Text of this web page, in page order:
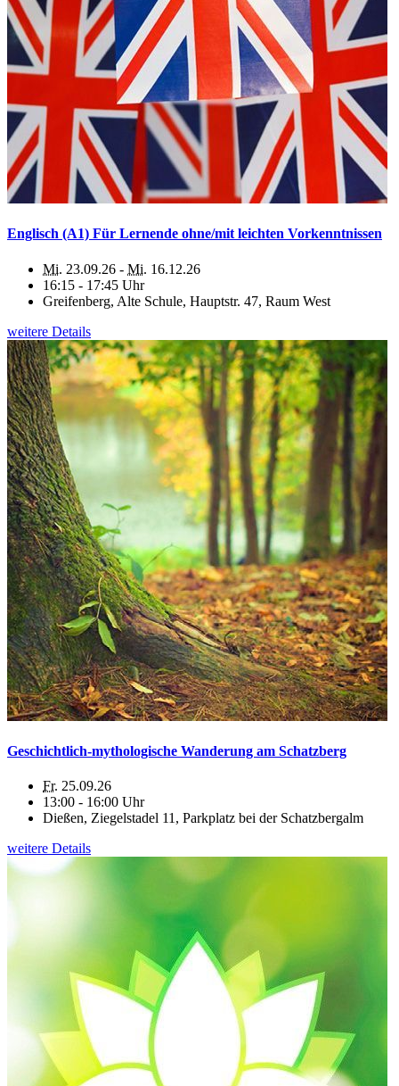
Englisch (A1) Für Lernende ohne/mit leichten Vorkenntnissen
Mi. 23.09.26 - Mi. 16.12.26
16:15 - 17:45 Uhr
Greifenberg, Alte Schule, Hauptstr. 47, Raum West
weitere Details
Geschichtlich-mythologische Wanderung am Schatzberg
Fr. 25.09.26
13:00 - 16:00 Uhr
Dießen, Ziegelstadel 11, Parkplatz bei der Schatzbergalm
weitere Details